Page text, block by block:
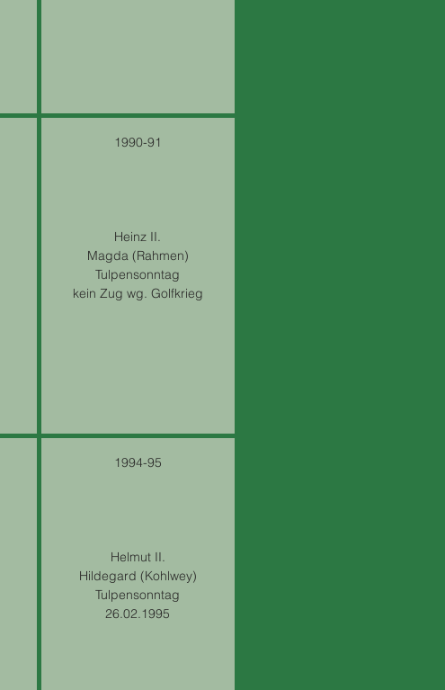
1990-91
Heinz II.
Magda (Rahmen)
Tulpensonntag
kein Zug wg. Golfkrieg
1994-95
Helmut II.
Hildegard (Kohlwey)
Tulpensonntag
26.02.1995